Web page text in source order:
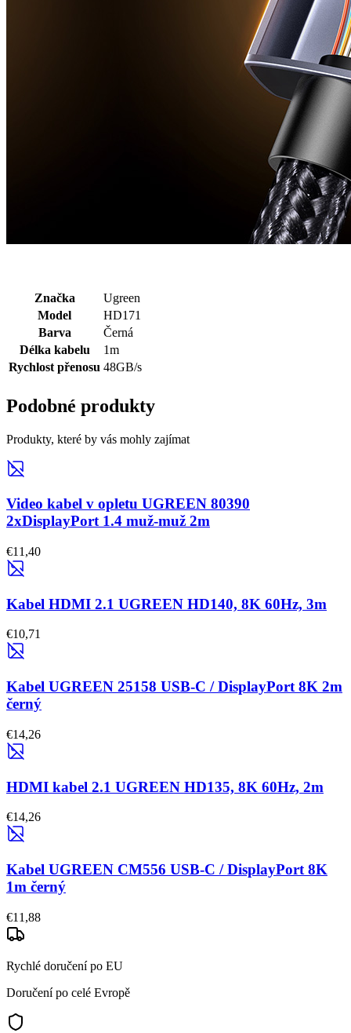
Značka
Ugreen
Model
HD171
Barva
Černá
Délka kabelu
1m
Rychlost přenosu 48GB/s
Podobné produkty
Produkty, které by vás mohly zajímat
Video kabel v opletu UGREEN 80390
2xDisplayPort 1.4 muž-muž 2m
€11,40
Kabel HDMI 2.1 UGREEN HD140, 8K 60Hz, 3m
€10,71
Kabel UGREEN 25158 USB-C / DisplayPort 8K 2m
černý
€14,26
HDMI kabel 2.1 UGREEN HD135, 8K 60Hz, 2m
€14,26
Kabel UGREEN CM556 USB-C / DisplayPort 8K
1m černý
€11,88
Rychlé doručení po EU
Doručení po celé Evropě